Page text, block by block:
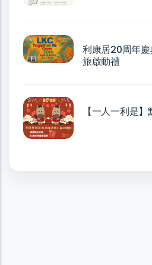
利康居20周年
旅啟動禮
【一人一利是